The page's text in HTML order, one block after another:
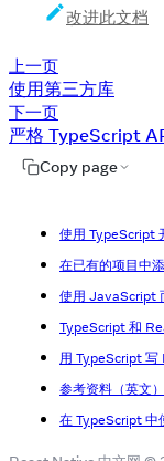
改进此文档
上一页
使用第三方库
下一页
严格 TypeScript
Copy page
使用 TypeScript
在已有的项目中
使用 JavaScript
TypeScript 和
用 TypeScript
参考资料（英文）
在 TypeScript 中